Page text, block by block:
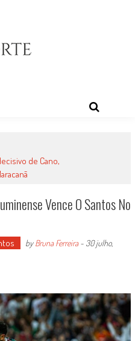
de Cano,
Vence O Santos No
byBruna Ferreira- 30 julho,